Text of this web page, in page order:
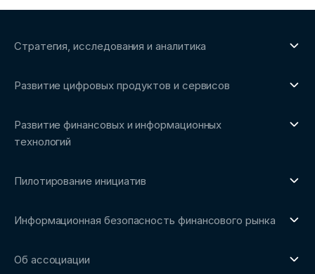
Стратегия, исследования и аналитика
Обзоры рынка и аналитические исследования
Трендвотчинг и информационный сервис
Развитие цифровых продуктов и сервисов
Развитие финансовых и информационных
технологий
Репозиторий Ассоциации
Рабочие группы
Пилотирование инициатив
Площадка пилотного тестирования
Информационная безопасность финансового рынка
Направления работы
Об ассоциации